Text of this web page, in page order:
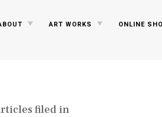
TOGGLE
CHILD
ART WORKS TOGGLE
CHILD
ONLINE
filed in